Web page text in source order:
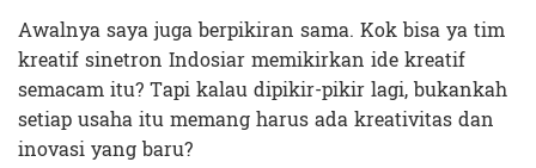
Awalnya saya juga berpikiran sama. Kok bisa ya tim
kreatif sinetron Indosiar memikirkan ide kreatif
semacam itu? Tapi kalau dipikir-pikir lagi, bukankah
setiap usaha itu memang harus ada kreativitas dan
inovasi yang baru?